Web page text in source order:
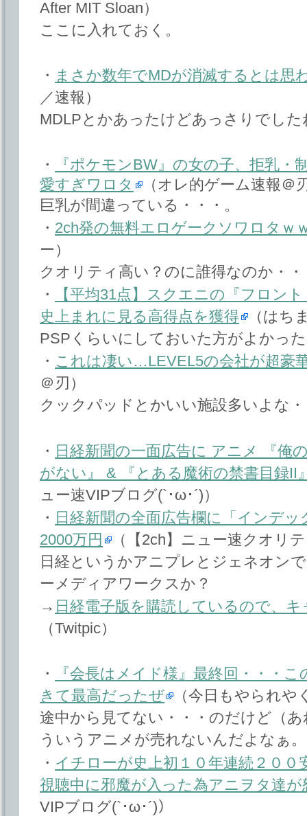
After MIT Sloan）
ここに入れておく。
・ まさか数年でMDが消滅するとは思
／速報）
MDLPとかあったけどあっさりでした
・
『ポケモンBW』の女の子、拒乳・
愛すぎワロタ
（オレ的ゲーム速報＠
巨乳が間違っている・・・。
・ 2ch発の無料エロゲークソワロタｗ
ー）
クオリティ高い？のに誰得なのか・・
・
【平均31点】スクエニの『フロン
史上まれに見る高得点を獲得
（はち
PSPくらいにしておいた方がよかっ
・ これは凄い…LEVEL5の会社が超豪
＠刃）
クックパッドとかいい施設多いよな
・ 日経新聞の一面広告に アニメ 『俺
がない』 & 『とある魔術の禁書目録II
ュー速VIPブログ(`･ω･´)）
・ 日経新聞の全面広告欄に「インデ
2000万円
（【2ch】ニュー速クオリ
日経というかアニプレとジェネオン
ーメディアワークスか？
→ 日経電子版を購読しているので、
（Twitpic）
・
『会長はメイド様』最終回・・・
きて最高だったぜ
（今日もやられや
途中から見てない・・・のだけど（
ういうアニメが売れないんだよなぁ
・ イチローが史上初１０年連続２０
視聴中に邪魔が入った為アニヲタ達が
VIPブログ(`･ω･´)）